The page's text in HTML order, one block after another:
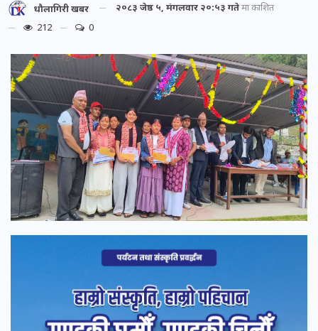
धौलागिरी खबर २०८३ जेष्ठ ५, मंगलवार २०:५३ गतेमा प्रकाशित
212
0